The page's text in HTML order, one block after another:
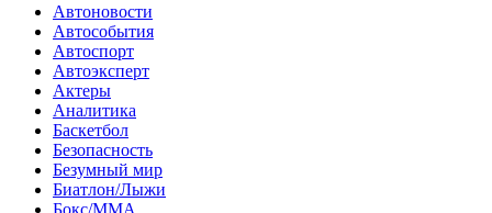
Автоновости
Автособытия
Автоспорт
Автоэксперт
Актеры
Аналитика
Баскетбол
Безопасность
Безумный мир
Биатлон/Лыжи
Бокс/MMA